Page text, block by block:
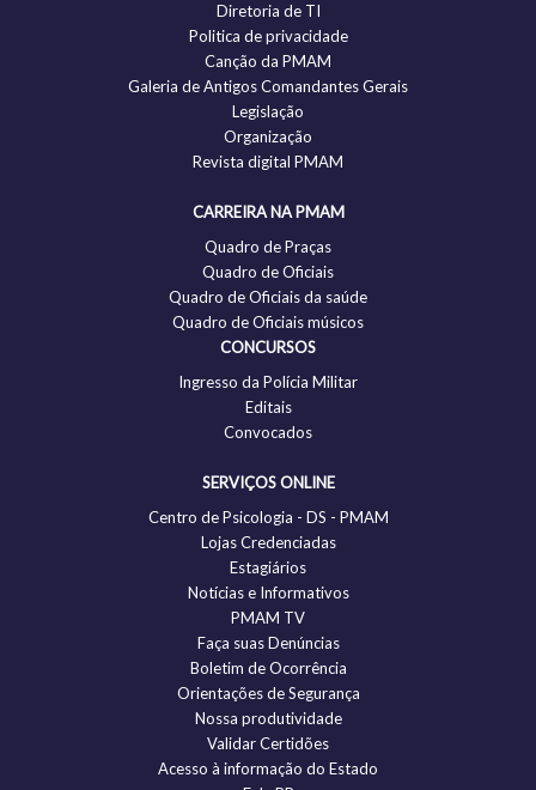
Diretoria de TI
Politica de privacidade
Canção da PMAM
Galeria de Antigos Comandantes Gerais
Legislação
Organização
Revista digital PMAM
CARREIRA NA PMAM
Quadro de Praças
Quadro de Oficiais
Quadro de Oficiais da saúde
Quadro de Oficiais músicos
CONCURSOS
Ingresso da Polícia Militar
Editais
Convocados
SERVIÇOS ONLINE
Centro de Psicologia - DS - PMAM
Lojas Credenciadas
Estagiários
Notícias e Informativos
PMAM TV
Faça suas Denúncias
Boletim de Ocorrência
Orientações de Segurança
Nossa produtividade
Validar Certidões
Acesso à informação do Estado